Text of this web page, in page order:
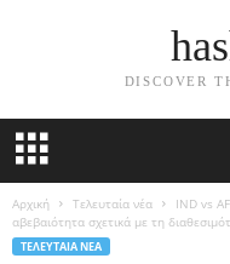
DISCOVER
Αρχική Τελευταία νέα
IND vs
αβεβαιότητα σχετικά με τη
ΤΕΛΕΥΤΑΊΑ ΝΈΑ